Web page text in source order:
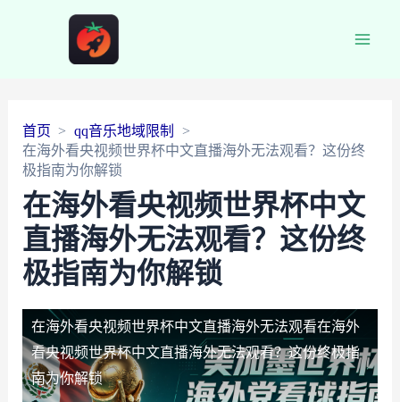
首页
qq音乐地域限制
在海外看央视频世界杯中文直播海外无法观看？这份终
极指南为你解锁
在海外看央视频世界杯中文
直播海外无法观看？这份终
极指南为你解锁
在海外看央视频世界杯中文直播海外无法观看在海外
看央视频世界杯中文直播海外无法观看？这份终极指
南为你解锁